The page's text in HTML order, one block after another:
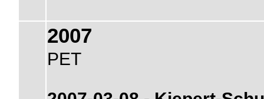
2007
PET